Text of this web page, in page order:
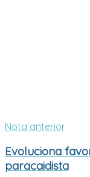
Nota anterior
Evoluciona
paracaidista